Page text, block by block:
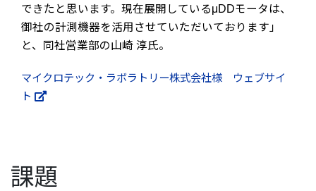
できたと思います。現在展開しているμDDモータは、
御社の計測機器を活用させていただいております」
と、同社営業部の山崎 淳氏。
マイクロテック・ラボラトリー株式会社様 ウェブサイ
ト
課題